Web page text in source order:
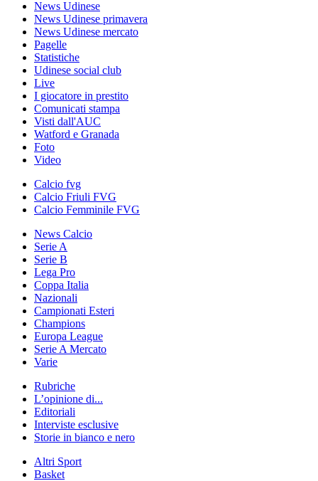
News Udinese
News Udinese primavera
News Udinese mercato
Pagelle
Statistiche
Udinese social club
Live
I giocatore in prestito
Comunicati stampa
Visti dall'AUC
Watford e Granada
Foto
Video
Calcio fvg
Calcio Friuli FVG
Calcio Femminile FVG
News Calcio
Serie A
Serie B
Lega Pro
Coppa Italia
Nazionali
Campionati Esteri
Champions
Europa League
Serie A Mercato
Varie
Rubriche
L’opinione di...
Editoriali
Interviste esclusive
Storie in bianco e nero
Altri Sport
Basket